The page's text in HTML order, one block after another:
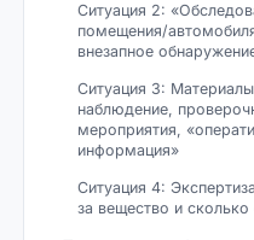
Ситуация 2:
помещения/
внезапное
Ситуация 3:
наблюдение,
мероприятия,
информация»
Ситуация 4:
за вещество и сколько